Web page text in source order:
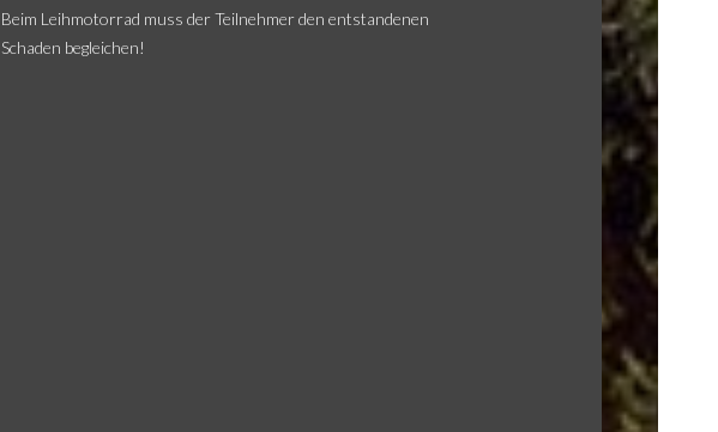
Beim Leihmotorrad muss der Teilnehmer den entstandenen
Schaden begleichen!